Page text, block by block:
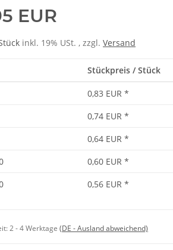
EUR
inkl. 19% USt. , zzgl. Versand
Stückpreis / Stück
0,83 EUR *
0,74 EUR *
0,64 EUR *
0,60 EUR *
0,56 EUR *
2 - 4 Werktage (DE - Ausland abweichend)